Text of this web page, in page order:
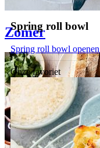
Spring roll bowl
Spring roll bowl openen
Onze favoriet
Zomer